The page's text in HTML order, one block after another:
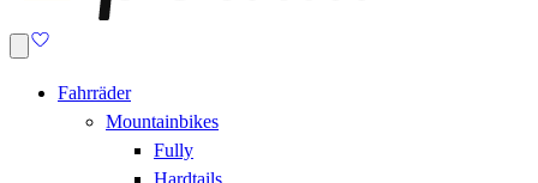
Fahrräder
Mountainbikes
Fully
Hardtails